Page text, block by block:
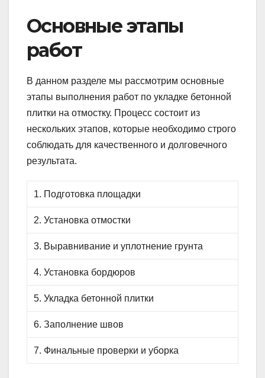
Основные этапы
работ
В данном разделе мы рассмотрим основные
этапы выполнения работ по укладке бетонной
плитки на отмостку. Процесс состоит из
нескольких этапов, которые необходимо строго
соблюдать для качественного и долговечного
результатa.
1. Подготовка площадки
2. Установка отмостки
3. Выравнивание и уплотнение грунта
4. Установка бордюров
5. Укладка бетонной плитки
6. Заполнение швов
7. Финальные проверки и уборка